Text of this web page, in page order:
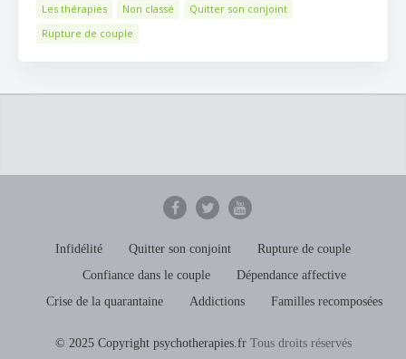
Les thérapies
Non classé
Quitter son conjoint
Rupture de couple
Infidélité Quitter son conjoint
Rupture de couple
Confiance dans le couple
Dépendance affective
Crise de la quarantaine
Addictions Familles recomposées
© 2025 Copyright psychotherapies.frTous droits réservés